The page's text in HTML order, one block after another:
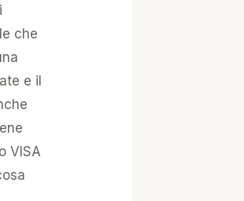
che
e il
VISA